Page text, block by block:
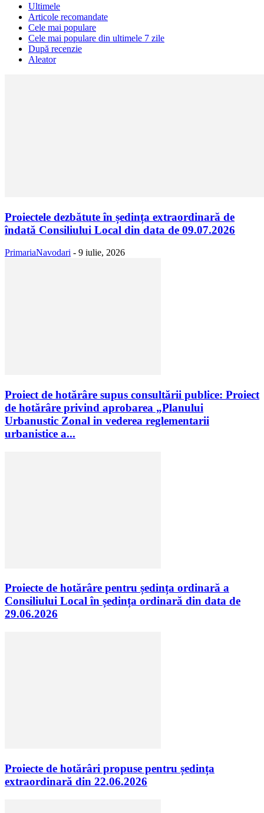
Ultimele
Articole recomandate
Cele mai populare
Cele mai populare din ultimele 7 zile
După recenzie
Aleator
Proiectele dezbătute în ședința extraordinară de
îndată Consiliului Local din data de 09.07.2026
PrimariaNavodari - 9 iulie, 2026
Proiect de hotărâre supus consultării publice: Proiect
de hotărâre privind aprobarea „Planului
Urbanustic Zonal in vederea reglementarii
urbanistice a...
Proiecte de hotărâre pentru ședința ordinară a
Consiliului Local în ședința ordinară din data de
29.06.2026
Proiecte de hotărâri propuse pentru ședința
extraordinară din 22.06.2026